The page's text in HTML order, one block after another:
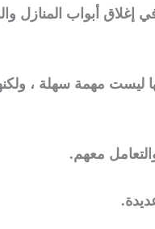
إغلاق أبواب المنازل
ليست مهمة سهلة ،
معهم.